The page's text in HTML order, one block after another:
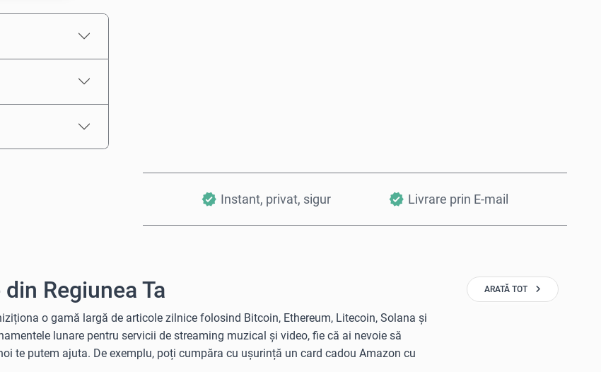
Instant, privat, sigur Livrare prin E-mail
Regiunea Ta
o gamă largă de articole zilnice folosind Bitcoin, Ethereum, Litecoin, Solana și
lunare pentru servicii de streaming muzical și video, fie că ai nevoie să
te putem ajuta. De exemplu, poți cumpăra cu ușurință un card cadou Amazon cu
ARATĂ TOT